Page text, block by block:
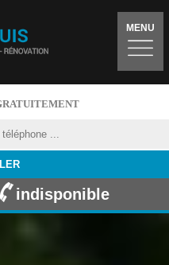
MENU
indisponible